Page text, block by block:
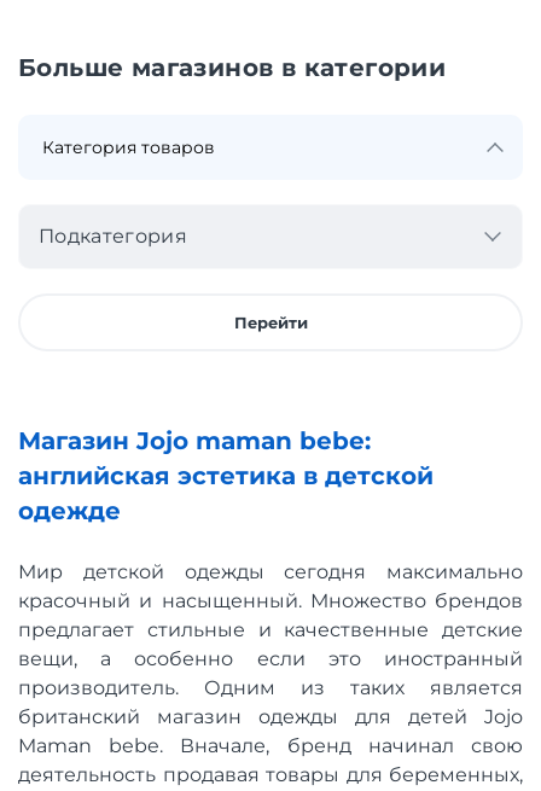
Больше магазинов в категории
Подкатегория
Перейти
Магазин Jojo maman bebe:
английская эстетика в детской
одежде
Мир детской одежды сегодня максимально
красочный и насыщенный. Множество брендов
предлагает стильные и качественные детские
вещи, а особенно если это иностранный
производитель. Одним из таких является
британский магазин одежды для детей Jojo
Maman bebe. Вначале, бренд начинал свою
деятельность продавая товары для беременных,